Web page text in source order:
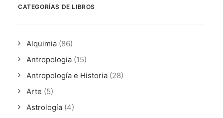
CATEGORÍAS DE LIBROS
Alquimia (86)
Antropologia (15)
Antropología e Historia (28)
Arte (5)
Astrología (4)